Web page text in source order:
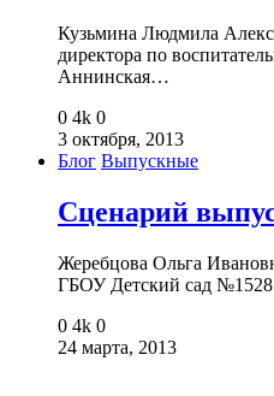
Кузьмина Людмила
директора по
Аннинская…
0 4k 0
3 октября, 2013
Блог Выпускные
Сценарий
Жеребцова Ольга
ГБОУ Детский сад
0 4k 0
24 марта, 2013